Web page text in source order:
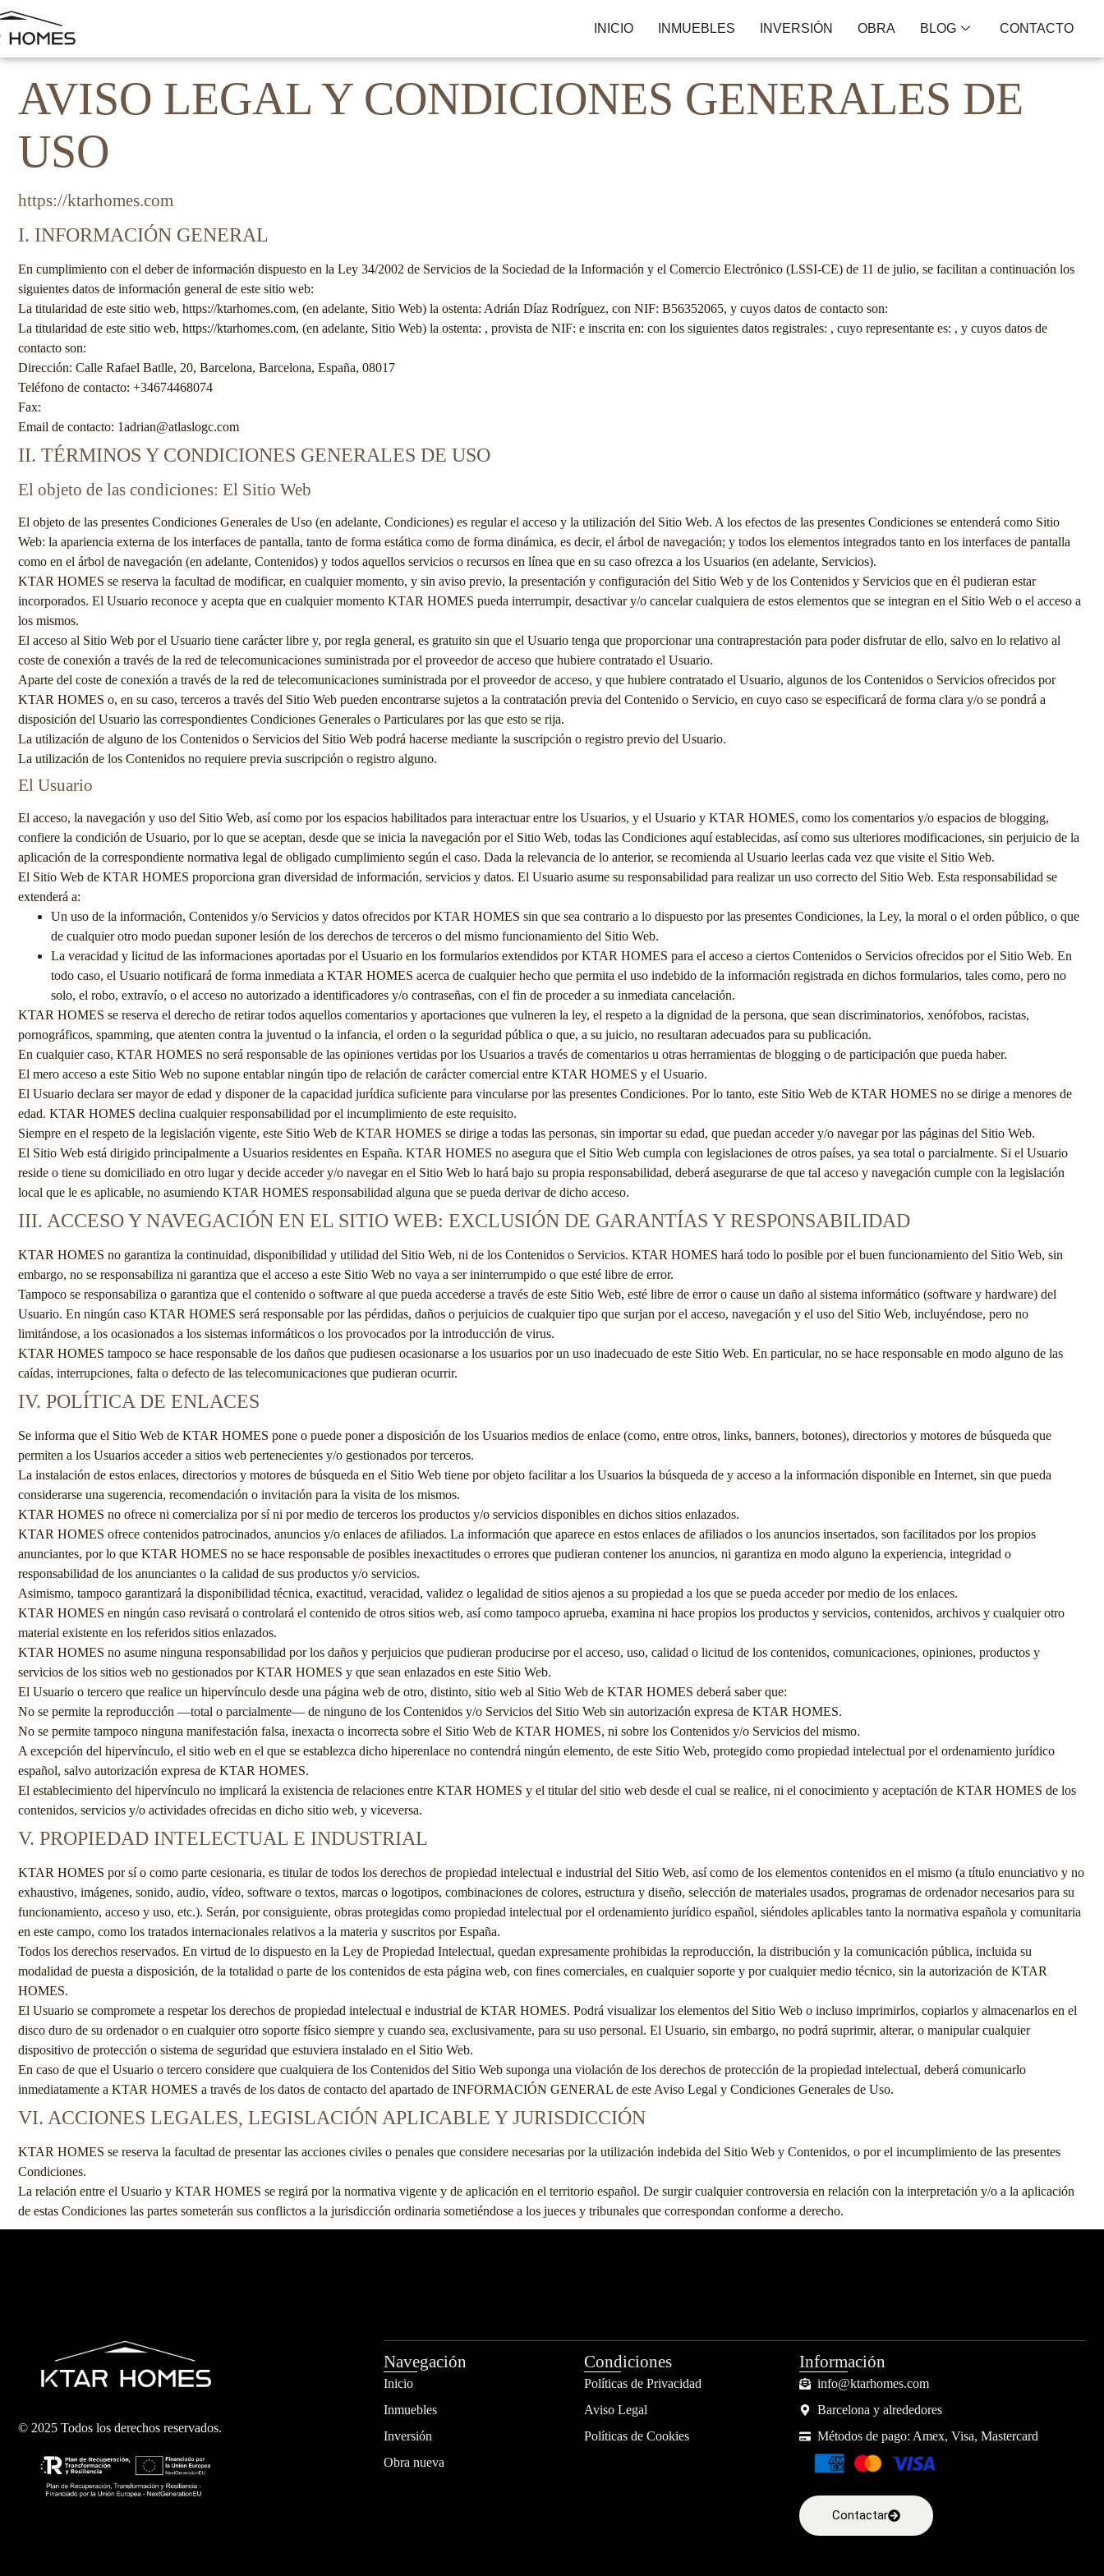
INICIO INMUEBLES INVERSIÓN OBRA BLOG CONTACTO
AVISO LEGAL Y CONDICIONES GENERALES DE
USO
https://ktarhomes.com
I. INFORMACIÓN GENERAL
En cumplimiento con el deber de información dispuesto en la Ley 34/2002 de Servicios de la Sociedad de la Información y el Comercio Electrónico (LSSI-CE) de 11 de julio, se facilitan a continuación los
siguientes datos de información general de este sitio web:
La titularidad de este sitio web, https://ktarhomes.com, (en adelante, Sitio Web) la ostenta: Adrián Díaz Rodríguez, con NIF: B56352065, y cuyos datos de contacto son:
La titularidad de este sitio web, https://ktarhomes.com, (en adelante, Sitio Web) la ostenta: , provista de NIF: e inscrita en: con los siguientes datos registrales: , cuyo representante es: , y cuyos datos de
contacto son:
Dirección: Calle Rafael Batlle, 20, Barcelona, Barcelona, España, 08017
Teléfono de contacto: +34674468074
Fax:
Email de contacto: 1adrian@atlaslogc.com
II. TÉRMINOS Y CONDICIONES GENERALES DE USO
El objeto de las condiciones: El Sitio Web
El objeto de las presentes Condiciones Generales de Uso (en adelante, Condiciones) es regular el acceso y la utilización del Sitio Web. A los efectos de las presentes Condiciones se entenderá como Sitio
Web: la apariencia externa de los interfaces de pantalla, tanto de forma estática como de forma dinámica, es decir, el árbol de navegación; y todos los elementos integrados tanto en los interfaces de pantalla
como en el árbol de navegación (en adelante, Contenidos) y todos aquellos servicios o recursos en línea que en su caso ofrezca a los Usuarios (en adelante, Servicios).
KTAR HOMES se reserva la facultad de modificar, en cualquier momento, y sin aviso previo, la presentación y configuración del Sitio Web y de los Contenidos y Servicios que en él pudieran estar
incorporados. El Usuario reconoce y acepta que en cualquier momento KTAR HOMES pueda interrumpir, desactivar y/o cancelar cualquiera de estos elementos que se integran en el Sitio Web o el acceso a
los mismos.
El acceso al Sitio Web por el Usuario tiene carácter libre y, por regla general, es gratuito sin que el Usuario tenga que proporcionar una contraprestación para poder disfrutar de ello, salvo en lo relativo al
coste de conexión a través de la red de telecomunicaciones suministrada por el proveedor de acceso que hubiere contratado el Usuario.
Aparte del coste de conexión a través de la red de telecomunicaciones suministrada por el proveedor de acceso, y que hubiere contratado el Usuario, algunos de los Contenidos o Servicios ofrecidos por
KTAR HOMES o, en su caso, terceros a través del Sitio Web pueden encontrarse sujetos a la contratación previa del Contenido o Servicio, en cuyo caso se especificará de forma clara y/o se pondrá a
disposición del Usuario las correspondientes Condiciones Generales o Particulares por las que esto se rija.
La utilización de alguno de los Contenidos o Servicios del Sitio Web podrá hacerse mediante la suscripción o registro previo del Usuario.
La utilización de los Contenidos no requiere previa suscripción o registro alguno.
El Usuario
El acceso, la navegación y uso del Sitio Web, así como por los espacios habilitados para interactuar entre los Usuarios, y el Usuario y KTAR HOMES, como los comentarios y/o espacios de blogging,
confiere la condición de Usuario, por lo que se aceptan, desde que se inicia la navegación por el Sitio Web, todas las Condiciones aquí establecidas, así como sus ulteriores modificaciones, sin perjuicio de la
aplicación de la correspondiente normativa legal de obligado cumplimiento según el caso. Dada la relevancia de lo anterior, se recomienda al Usuario leerlas cada vez que visite el Sitio Web.
El Sitio Web de KTAR HOMES proporciona gran diversidad de información, servicios y datos. El Usuario asume su responsabilidad para realizar un uso correcto del Sitio Web. Esta responsabilidad se
extenderá a:
Un uso de la información, Contenidos y/o Servicios y datos ofrecidos porKTAR HOMES sin que sea contrario a lo dispuesto por las presentes Condiciones, la Ley, la moral o el orden público, o que
de cualquier otro modo puedan suponer lesión de los derechos de terceros o del mismo funcionamiento del Sitio Web.
La veracidad y licitud de las informaciones aportadas por el Usuario en los formularios extendidos porKTAR HOMES para el acceso a ciertos Contenidos o Servicios ofrecidos por el Sitio Web. En
todo caso, el Usuario notificará de forma inmediata a KTAR HOMES acerca de cualquier hecho que permita el uso indebido de la información registrada en dichos formularios, tales como, pero no
solo, el robo, extravío, o el acceso no autorizado a identificadores y/o contraseñas, con el fin de proceder a su inmediata cancelación.
KTAR HOMES se reserva el derecho de retirar todos aquellos comentarios y aportaciones que vulneren la ley, el respeto a la dignidad de la persona, que sean discriminatorios, xenófobos, racistas,
pornográficos, spamming, que atenten contra la juventud o la infancia, el orden o la seguridad pública o que, a su juicio, no resultaran adecuados para su publicación.
En cualquier caso, KTAR HOMES no será responsable de las opiniones vertidas por los Usuarios a través de comentarios u otras herramientas de blogging o de participación que pueda haber.
El mero acceso a este Sitio Web no supone entablar ningún tipo de relación de carácter comercial entre KTAR HOMES y el Usuario.
El Usuario declara ser mayor de edad y disponer de la capacidad jurídica suficiente para vincularse por las presentes Condiciones. Por lo tanto, este Sitio Web de KTAR HOMES no se dirige a menores de
edad. KTAR HOMES declina cualquier responsabilidad por el incumplimiento de este requisito.
Siempre en el respeto de la legislación vigente, este Sitio Web de KTAR HOMES se dirige a todas las personas, sin importar su edad, que puedan acceder y/o navegar por las páginas del Sitio Web.
El Sitio Web está dirigido principalmente a Usuarios residentes en España. KTAR HOMES no asegura que el Sitio Web cumpla con legislaciones de otros países, ya sea total o parcialmente. Si el Usuario
reside o tiene su domiciliado en otro lugar y decide acceder y/o navegar en el Sitio Web lo hará bajo su propia responsabilidad, deberá asegurarse de que tal acceso y navegación cumple con la legislación
local que le es aplicable, no asumiendo KTAR HOMES responsabilidad alguna que se pueda derivar de dicho acceso.
III. ACCESO Y NAVEGACIÓN EN EL SITIO WEB: EXCLUSIÓN DE GARANTÍAS Y RESPONSABILIDAD
KTAR HOMES no garantiza la continuidad, disponibilidad y utilidad del Sitio Web, ni de los Contenidos o Servicios. KTAR HOMES hará todo lo posible por el buen funcionamiento del Sitio Web, sin
embargo, no se responsabiliza ni garantiza que el acceso a este Sitio Web no vaya a ser ininterrumpido o que esté libre de error.
Tampoco se responsabiliza o garantiza que el contenido o software al que pueda accederse a través de este Sitio Web, esté libre de error o cause un daño al sistema informático (software y hardware) del
Usuario. En ningún caso KTAR HOMES será responsable por las pérdidas, daños o perjuicios de cualquier tipo que surjan por el acceso, navegación y el uso del Sitio Web, incluyéndose, pero no
limitándose, a los ocasionados a los sistemas informáticos o los provocados por la introducción de virus.
KTAR HOMES tampoco se hace responsable de los daños que pudiesen ocasionarse a los usuarios por un uso inadecuado de este Sitio Web. En particular, no se hace responsable en modo alguno de las
caídas, interrupciones, falta o defecto de las telecomunicaciones que pudieran ocurrir.
IV. POLÍTICA DE ENLACES
Se informa que el Sitio Web de KTAR HOMES pone o puede poner a disposición de los Usuarios medios de enlace (como, entre otros, links, banners, botones), directorios y motores de búsqueda que
permiten a los Usuarios acceder a sitios web pertenecientes y/o gestionados por terceros.
La instalación de estos enlaces, directorios y motores de búsqueda en el Sitio Web tiene por objeto facilitar a los Usuarios la búsqueda de y acceso a la información disponible en Internet, sin que pueda
considerarse una sugerencia, recomendación o invitación para la visita de los mismos.
KTAR HOMES no ofrece ni comercializa por sí ni por medio de terceros los productos y/o servicios disponibles en dichos sitios enlazados.
KTAR HOMES ofrece contenidos patrocinados, anuncios y/o enlaces de afiliados. La información que aparece en estos enlaces de afiliados o los anuncios insertados, son facilitados por los propios
anunciantes, por lo que KTAR HOMES no se hace responsable de posibles inexactitudes o errores que pudieran contener los anuncios, ni garantiza en modo alguno la experiencia, integridad o
responsabilidad de los anunciantes o la calidad de sus productos y/o servicios.
Asimismo, tampoco garantizará la disponibilidad técnica, exactitud, veracidad, validez o legalidad de sitios ajenos a su propiedad a los que se pueda acceder por medio de los enlaces.
KTAR HOMES en ningún caso revisará o controlará el contenido de otros sitios web, así como tampoco aprueba, examina ni hace propios los productos y servicios, contenidos, archivos y cualquier otro
material existente en los referidos sitios enlazados.
KTAR HOMES no asume ninguna responsabilidad por los daños y perjuicios que pudieran producirse por el acceso, uso, calidad o licitud de los contenidos, comunicaciones, opiniones, productos y
servicios de los sitios web no gestionados porKTAR HOMES y que sean enlazados en este Sitio Web.
El Usuario o tercero que realice un hipervínculo desde una página web de otro, distinto, sitio web al Sitio Web de KTAR HOMES deberá saber que:
No se permite la reproducción —total o parcialmente— de ninguno de los Contenidos y/o Servicios del Sitio Web sin autorización expresa de KTAR HOMES.
No se permite tampoco ninguna manifestación falsa, inexacta o incorrecta sobre el Sitio Web de KTAR HOMES, ni sobre los Contenidos y/o Servicios del mismo.
A excepción del hipervínculo, el sitio web en el que se establezca dicho hiperenlace no contendrá ningún elemento, de este Sitio Web, protegido como propiedad intelectual por el ordenamiento jurídico
español, salvo autorización expresa de KTAR HOMES.
El establecimiento del hipervínculo no implicará la existencia de relaciones entre KTAR HOMES y el titular del sitio web desde el cual se realice, ni el conocimiento y aceptación de KTAR HOMES de los
contenidos, servicios y/o actividades ofrecidas en dicho sitio web, y viceversa.
V. PROPIEDAD INTELECTUAL E INDUSTRIAL
KTAR HOMES por sí o como parte cesionaria, es titular de todos los derechos de propiedad intelectual e industrial del Sitio Web, así como de los elementos contenidos en el mismo (a título enunciativo y no
exhaustivo, imágenes, sonido, audio, vídeo, software o textos, marcas o logotipos, combinaciones de colores, estructura y diseño, selección de materiales usados, programas de ordenador necesarios para su
funcionamiento, acceso y uso, etc.). Serán, por consiguiente, obras protegidas como propiedad intelectual por el ordenamiento jurídico español, siéndoles aplicables tanto la normativa española y comunitaria
en este campo, como los tratados internacionales relativos a la materia y suscritos por España.
Todos los derechos reservados. En virtud de lo dispuesto en la Ley de Propiedad Intelectual, quedan expresamente prohibidas la reproducción, la distribución y la comunicación pública, incluida su
modalidad de puesta a disposición, de la totalidad o parte de los contenidos de esta página web, con fines comerciales, en cualquier soporte y por cualquier medio técnico, sin la autorización de KTAR
HOMES.
El Usuario se compromete a respetar los derechos de propiedad intelectual e industrial de KTAR HOMES. Podrá visualizar los elementos del Sitio Web o incluso imprimirlos, copiarlos y almacenarlos en el
disco duro de su ordenador o en cualquier otro soporte físico siempre y cuando sea, exclusivamente, para su uso personal. El Usuario, sin embargo, no podrá suprimir, alterar, o manipular cualquier
dispositivo de protección o sistema de seguridad que estuviera instalado en el Sitio Web.
En caso de que el Usuario o tercero considere que cualquiera de los Contenidos del Sitio Web suponga una violación de los derechos de protección de la propiedad intelectual, deberá comunicarlo
inmediatamente a KTAR HOMES a través de los datos de contacto del apartado de INFORMACIÓN GENERAL de este Aviso Legal y Condiciones Generales de Uso.
VI. ACCIONES LEGALES, LEGISLACIÓN APLICABLE Y JURISDICCIÓN
KTAR HOMES se reserva la facultad de presentar las acciones civiles o penales que considere necesarias por la utilización indebida del Sitio Web y Contenidos, o por el incumplimiento de las presentes
Condiciones.
La relación entre el Usuario y KTAR HOMES se regirá por la normativa vigente y de aplicación en el territorio español. De surgir cualquier controversia en relación con la interpretación y/o a la aplicación
de estas Condiciones las partes someterán sus conflictos a la jurisdicción ordinaria sometiéndose a los jueces y tribunales que correspondan conforme a derecho.
© 2025 Todos los derechos reservados.
Navegación
Inicio
Inmuebles
Inversión
Obra nueva
Condiciones
Políticas de Privacidad
Aviso Legal
Políticas de Cookies
Información
info@ktarhomes.com
Barcelona y alrededores
Métodos de pago: Amex, Visa, Mastercard
Contactar